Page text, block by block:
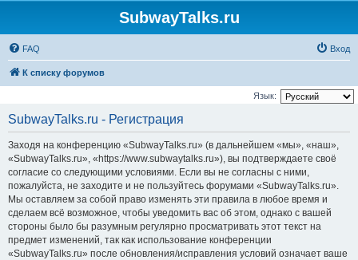
SubwayTalks.ru
FAQ Вход
К списку форумов
Язык:
SubwayTalks.ru - Регистрация
Заходя на конференцию «SubwayTalks.ru» (в дальнейшем «мы», «наш»,
«SubwayTalks.ru», «https://www.subwaytalks.ru»), вы подтверждаете своё
согласие со следующими условиями. Если вы не согласны с ними,
пожалуйста, не заходите и не пользуйтесь форумами «SubwayTalks.ru».
Мы оставляем за собой право изменять эти правила в любое время и
сделаем всё возможное, чтобы уведомить вас об этом, однако с вашей
стороны было бы разумным регулярно просматривать этот текст на
предмет изменений, так как использование конференции
«SubwayTalks.ru» после обновления/исправления условий означает ваше